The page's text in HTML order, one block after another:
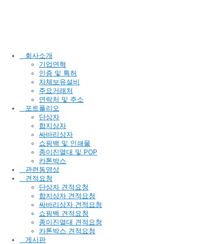
회사소개
기업연혁
인증 및 특허
자체보유설비
주요거래처
연락처 및 주소
포트폴리오
단상자
합지상자
싸바리상자
쇼핑백 및 인쇄물
종이진열대 및 POP
카톤박스
관련동영상
견적요청
단상자 견적요청
합지상자 견적요청
싸바리상자 견적요청
쇼핑백 견적요청
종이진열대 견적요청
카톤박스 견적요청
게시판